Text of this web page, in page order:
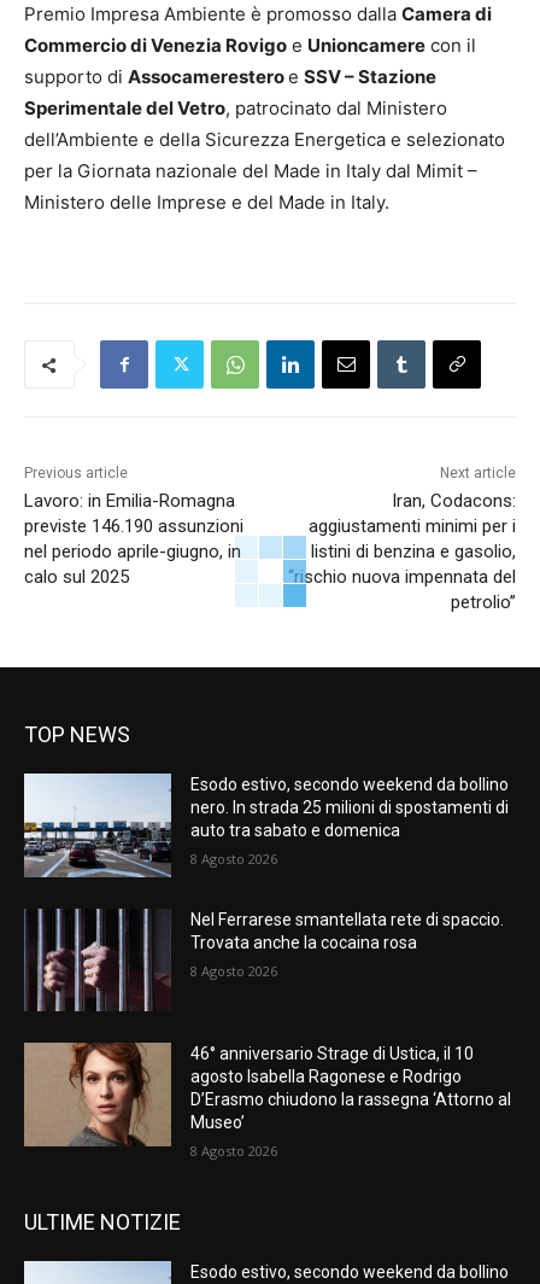
Premio Impresa Ambiente è promosso dalla Camera di
Commercio di Venezia Rovigo e Unioncamere con il
supporto di Assocameresteroe SSV – Stazione
Sperimentale del Vetro, patrocinato dal Ministero
dell’Ambiente e della Sicurezza Energetica e selezionato
per la Giornata nazionale del Made in Italy dal Mimit –
Ministero delle Imprese e del Made in Italy.
Previous article
Lavoro: in Emilia-Romagna
previste 146.190 assunzioni
nel periodo aprile-giugno, in
calo sul 2025
Next article
Iran, Codacons:
aggiustamenti minimi per i
listini di benzina e gasolio,
“rischio nuova impennata del
petrolio”
TOP NEWS
Esodo estivo, secondo weekend da bollino
nero. In strada 25 milioni di spostamenti di
auto tra sabato e domenica
8 Agosto 2026
Nel Ferrarese smantellata rete di spaccio.
Trovata anche la cocaina rosa
8 Agosto 2026
46° anniversario Strage di Ustica, il 10
agosto Isabella Ragonese e Rodrigo
D’Erasmo chiudono la rassegna ‘Attorno al
Museo’
8 Agosto 2026
ULTIME NOTIZIE
Esodo estivo, secondo weekend da bollino